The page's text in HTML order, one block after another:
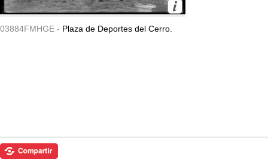
03884FMHGE - Plaza de Deportes del Cerro.